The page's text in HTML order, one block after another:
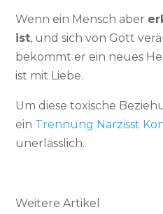
Wenn ein Mensch aber
ist, und sich von Gott
bekommt er ein neues
ist mit Liebe.
Um diese toxische
ein Trennung Narzisst
unerlässlich.
Weitere Artikel